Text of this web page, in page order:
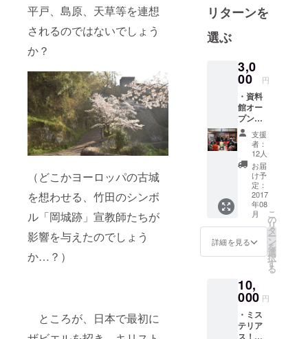
平戸、島原、天草等を連想
されるのではないでしょう
か？
（どこかヨーロッパの古城
を想わせる、竹田のシンボ
ル「岡城跡」宣教師たちが
影響を与えたのでしょう
か…？）
ところが、日本で最初に
しキリシタ
ン」の町で
す。全国的
にもユニー
クな「竹田
キリシタン
文化」を国
内外に伝え
るために、
清掃活動や
ボランティ
アガイド、
勉強会など
の活動をし
ておりま
す。
リターンを
選ぶ
3,0
00 円
・資料
館オー
プン記
念の
パー
ティー
招待
支援
者：
12人
お届
け予
定：
2017
年08
月
詳細を見る
こ
の
リ
タ
ー
ン
を
選
択
す
る
10,
000 円
・ミス
テリア
ス！